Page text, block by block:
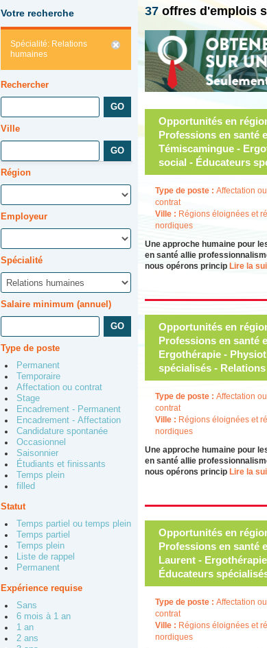
Votre recherche
Spécialité: Relations
humaines
Rechercher
Ville
Région
Employeur
Spécialité
Salaire minimum (annuel)
Type de poste
Permanent
Temporaire
Affectation ou contrat
Stage
Encadrement - Permanent
Encadrement - Affectation
Candidature spontanée
Occasionnel
Saisonnier
Étudiants et finissants
Temps plein
filled
Statut
Temps partiel ou temps plein
Temps partiel
Temps plein
Liste de rappel
Permanent
Expérience requise
Sans
6 mois à 1 an
1 an
2 ans
37 offres d'emplois
Opportunités en
Professions en santé
Témiscamingue -
social - Éducateurs
Type de poste : Affectation ou
contrat
Ville : Régions éloignées et
nordiques
Une approche humaine pour
en santé allie
nous opérons princip Lire la
Opportunités en
Professions en santé
Ergothérapie -
spécialisés -
Type de poste : Affectation ou
contrat
Ville : Régions éloignées et
nordiques
Une approche humaine pour
en santé allie
nous opérons princip Lire la
Opportunités en
Professions en santé
Laurent -
Éducateurs
Type de poste : Affectation ou
contrat
Ville : Régions éloignées et
nordiques